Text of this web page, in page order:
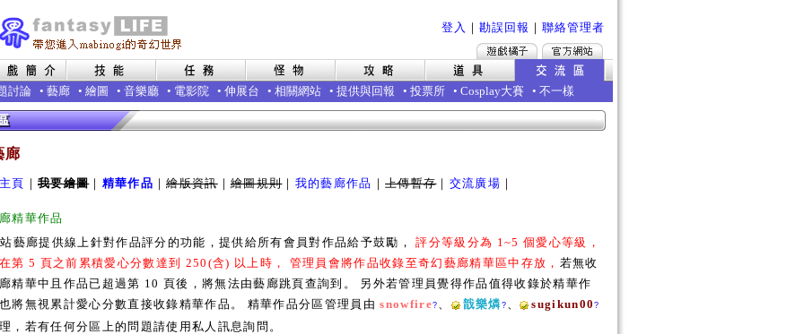
登入 ｜ 勘誤回報 ｜ 聯絡管理者
討論 • 藝廊 • 繪圖 • 音樂廳 • 電影院 • 伸展台 • 相關網站 • 提供與回報 • 投票所 • Cosplay大賽 • 不一樣
廊
頁 ｜我要繪圖｜ 精華作品 ｜繪版資訊｜繪圖規則｜ 我的藝廊作品 ｜上傳暫存｜ 交流廣場 ｜
精華作品
藝廊提供線上針對作品評分的功能，提供給所有會員對作品給予鼓勵，評分等級分為 1~5 個愛心等級，
第 5 頁之前累積愛心分數達到 250(含) 以上時， 管理員會將作品收錄至奇幻藝廊精華區中存放， 若無收
精華中且作品已超過第 10 頁後，將無法由藝廊跳頁查詢到。 另外若管理員覺得作品值得收錄於精華作
將無視累計愛心分數直接收錄精華作品。 精華作品分區管理員由snowfire? 、 戠樂燐 ? 、 sugikun00?
，若有任何分區上的問題請使用私人訊息詢問。